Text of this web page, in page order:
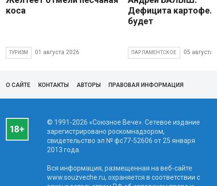
коса
ТУРИЗМ 01 августа 2026
Дефицита
будет
ПАРЛАМЕНТСКОЕ 05 августа
О САЙТЕ КОНТАКТЫ АВТОРЫ ПРАВОВАЯ ИНФОРМАЦИЯ
© 1991-2026 «Союзное Вече». Сетевое издание
зарегистрировано роскомнадзором,
свидетельство эл № фc77-52606 от 25 января
2013 года.
Вся информация, размещенная на веб-сайте
www.souzveche.ru, охраняется в соответствии с